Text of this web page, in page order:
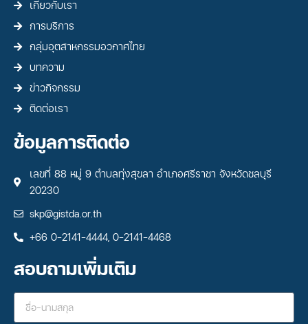
เกี่ยวกับเรา
การบริการ
กลุ่มอุตสาหกรรมอวกาศไทย
บทความ
ข่าวกิจกรรม
ติดต่อเรา
ข้อมูลการติดต่อ
เลขที่ 88 หมู่ 9 ตำบลทุ่งสุขลา อำเภอศรีราชา จังหวัดชลบุรี
20230
skp@gistda.or.th
+66 0-2141-4444, 0-2141-4468
สอบถามเพิ่มเติม